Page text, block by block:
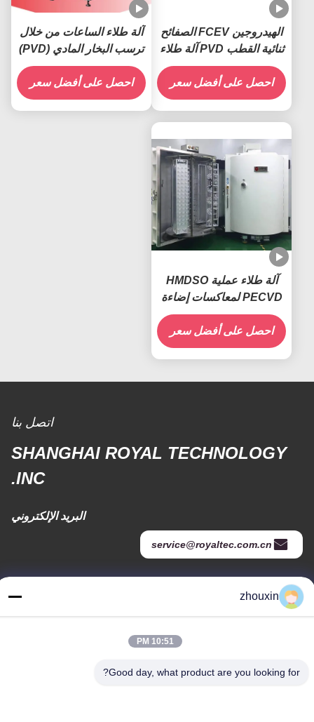
الهيدروجين FCEV الصفائح
ثنائية القطب PVD آلة طلاء
الذهب
احصل على أفضل سعر
آلة طلاء الساعات من خلال
ترسب البخار المادي (PVD)
احصل على أفضل سعر
آلة طلاء عملية HMDSO
PECVD لمعاكسات إضاءة
السيارات
احصل على أفضل سعر
اتصل بنا
SHANGHAI ROYAL TECHNOLOGY
INC.
البريد الإلكتروني
service@royaltec.com.cn
عنواننا
819 # سونغوي الطريق (n.) سونغجيانغ المنطقة الصناعية، شانغ هاي،
zhouxin
10:51 PM
Good day, what product are you looking for?